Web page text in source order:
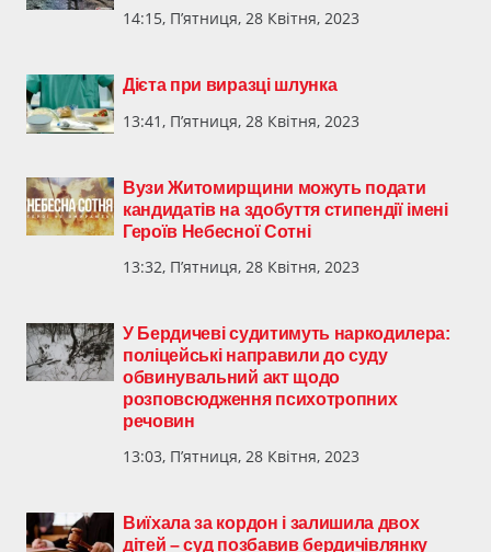
14:15, П’ятниця, 28 Квітня, 2023
Дієта при виразці шлунка
13:41, П’ятниця, 28 Квітня, 2023
Вузи Житомирщини можуть подати
кандидатів на здобуття стипендії імені
Героїв Небесної Сотні
13:32, П’ятниця, 28 Квітня, 2023
У Бердичеві судитимуть наркодилера:
поліцейські направили до суду
обвинувальний акт щодо
розповсюдження психотропних
речовин
13:03, П’ятниця, 28 Квітня, 2023
Виїхала за кордон і залишила двох
дітей – суд позбавив бердичівлянку